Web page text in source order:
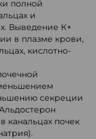
полной
и
Выведение К+
в плазме крови,
кислотно-
секреции
канальцах почек